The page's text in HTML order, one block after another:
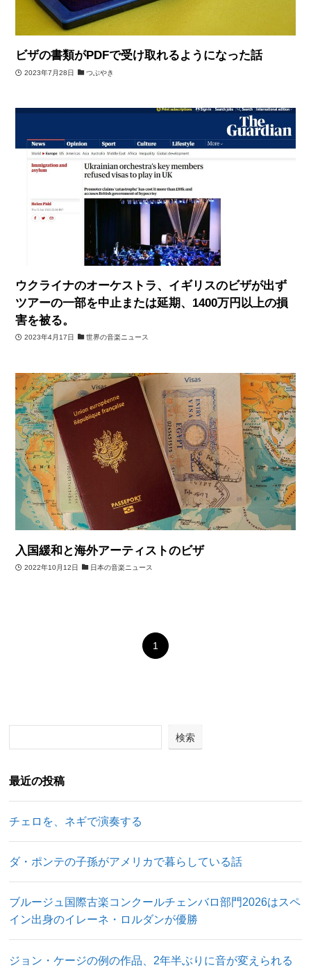
ビザの書類がPDFで受け取れるようになった話
2023年7月28日 つぶやき
ウクライナのオーケストラ、イギリスのビザが出ず
ツアーの一部を中止または延期、1400万円以上の損
害を被る。
2023年4月17日 世界の音楽ニュース
入国緩和と海外アーティストのビザ
2022年10月12日 日本の音楽ニュース
1
検索
最近の投稿
チェロを、ネギで演奏する
ダ・ポンテの子孫がアメリカで暮らしている話
ブルージュ国際古楽コンクールチェンバロ部門2026はスペ
イン出身のイレーネ・ロルダンが優勝
ジョン・ケージの例の作品、2年半ぶりに音が変えられる